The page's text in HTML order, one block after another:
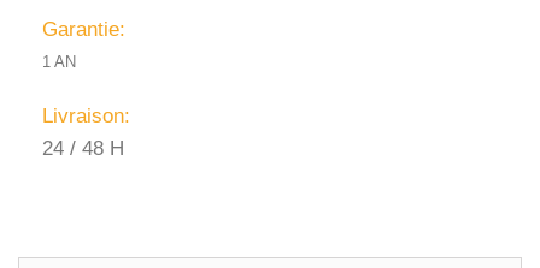
Garantie:
1 AN
Livraison:
24 / 48 H